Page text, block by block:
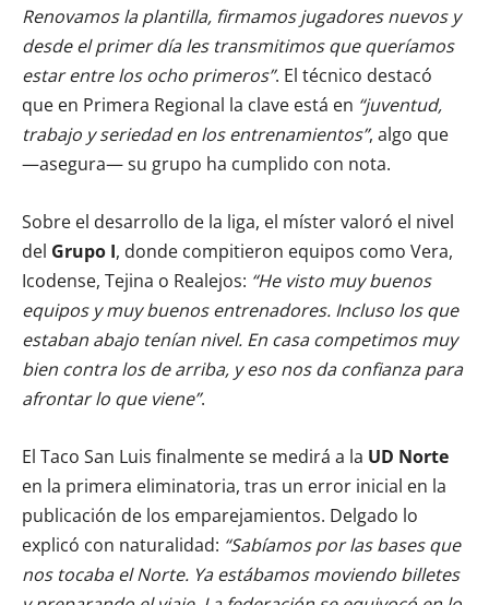
Renovamos la plantilla, firmamos jugadores nuevos y
desde el primer día les transmitimos que queríamos
estar entre los ocho primeros”. El técnico destacó
que en Primera Regional la clave está en “juventud,
trabajo y seriedad en los entrenamientos”, algo que
—asegura— su grupo ha cumplido con nota.
Sobre el desarrollo de la liga, el míster valoró el nivel
del Grupo I, donde compitieron equipos como Vera,
Icodense, Tejina o Realejos: “He visto muy buenos
equipos y muy buenos entrenadores. Incluso los que
estaban abajo tenían nivel. En casa competimos muy
bien contra los de arriba, y eso nos da confianza para
afrontar lo que viene”.
El Taco San Luis finalmente se medirá a la UD Norte
en la primera eliminatoria, tras un error inicial en la
publicación de los emparejamientos. Delgado lo
explicó con naturalidad: “Sabíamos por las bases que
nos tocaba el Norte. Ya estábamos moviendo billetes